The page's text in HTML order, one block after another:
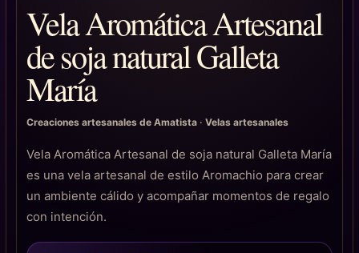
Vela Aromática Artesanal
de soja natural Galleta
María
Creaciones artesanales de Amatista · Velas artesanales
Vela Aromática Artesanal de soja natural Galleta María
es una vela artesanal de estilo Aromachio para crear
un ambiente cálido y acompañar momentos de regalo
con intención.